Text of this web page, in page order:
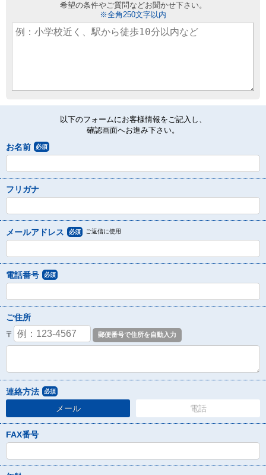
希望の条件やご質問などお聞かせ下さい。
※全角250文字以内
以下のフォームにお客様情報をご記入し、
確認画面へお進み下さい。
お名前 必須
フリガナ
メールアドレス 必須 ご返信に使用
電話番号 必須
ご住所
〒
連絡方法 必須
メール 電話
FAX番号